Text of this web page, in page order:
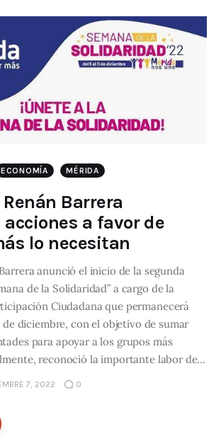
ECONOMÍA MÉRIDA
Barrera
a favor de
lo necesitan
anunció el inicio de la segunda
de la Solidaridad” a cargo de la
Ciudadana que permanecerá
de diciembre, con el objetivo de sumar
para apoyar a los grupos más
reconoció la importante labor de…
7, 2022 0